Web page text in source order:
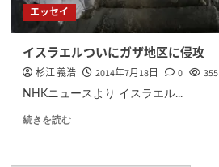
エッセイ
イスラエルついにガザ地区に侵攻
杉江 義浩 2014年7月18日 0 355
NHKニュースより イスラエル...
続きを読む